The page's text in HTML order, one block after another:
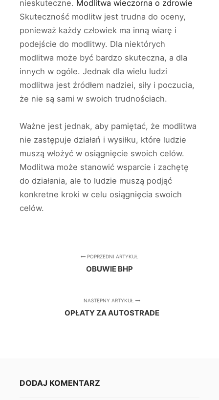
nieskuteczne. Modlitwa wieczorna o zdrowie
Skuteczność modlitw jest trudna do oceny,
ponieważ każdy człowiek ma inną wiarę i
podejście do modlitwy. Dla niektórych
modlitwa może być bardzo skuteczna, a dla
innych w ogóle. Jednak dla wielu ludzi
modlitwa jest źródłem nadziei, siły i poczucia,
że nie są sami w swoich trudnościach.
Ważne jest jednak, aby pamiętać, że modlitwa
nie zastępuje działań i wysiłku, które ludzie
muszą włożyć w osiągnięcie swoich celów.
Modlitwa może stanowić wsparcie i zachętę
do działania, ale to ludzie muszą podjąć
konkretne kroki w celu osiągnięcia swoich
celów.
POPRZEDNI ARTYKUŁ
OBUWIE BHP
NASTĘPNY ARTYKUŁ
OPŁATY ZA AUTOSTRADE
DODAJ KOMENTARZ